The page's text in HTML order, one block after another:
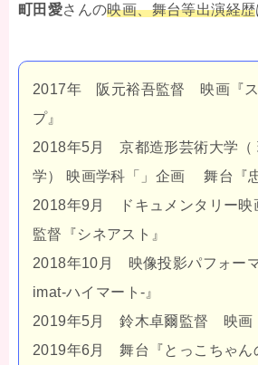
町田愛さんの映画、舞台等出演経歴
2017年 阪元裕吾監督 映画『ス
プ』
2018年5月 京都造形芸術大学（
学） 映画学科「」企画 舞台『忠
2018年9 月 ドキュメンタリー
監督
『シネアスト』
2018年10 月 映像投影パフォー
imat-ハイマート -』
2019年5月 鈴木卓爾監督 映画
2019年6月 舞台『とっこちゃん